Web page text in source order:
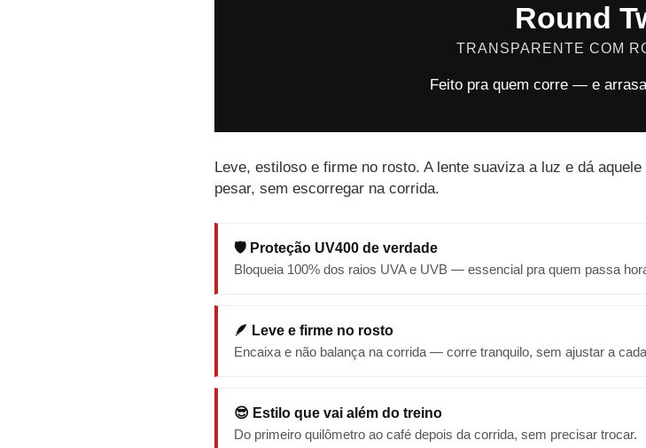
Round
TRANSPARENTE COM
Feito pra quem corre — e
Leve, estiloso e firme no rosto. A lente suaviza a luz e dá
pesar, sem escorregar na corrida.
🛡️ Proteção UV400 de verdade
Bloqueia 100% dos raios UVA e UVB — essencial pra quem passa
🪶 Leve e firme no rosto
Encaixa e não balança na corrida — corre tranquilo, sem ajustar a
😎 Estilo que vai além do treino
Do primeiro quilômetro ao café depois da corrida, sem precisar trocar.